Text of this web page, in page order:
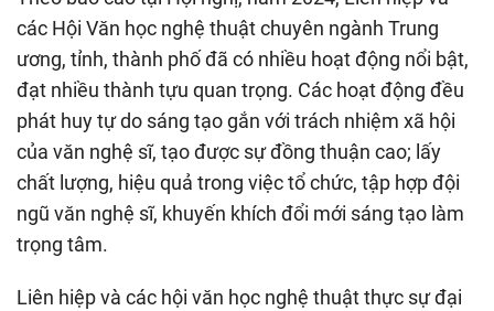
các Hội Văn học nghệ thuật chuyên ngành Trung
ương, tỉnh, thành phố đã có nhiều hoạt động nổi bật,
đạt nhiều thành tựu quan trọng. Các hoạt động đều
phát huy tự do sáng tạo gắn với trách nhiệm xã hội
của văn nghệ sĩ, tạo được sự đồng thuận cao; lấy
chất lượng, hiệu quả trong việc tổ chức, tập hợp đội
ngũ văn nghệ sĩ, khuyến khích đổi mới sáng tạo làm
trọng tâm.
Liên hiệp và các hội văn học nghệ thuật thực sự đại